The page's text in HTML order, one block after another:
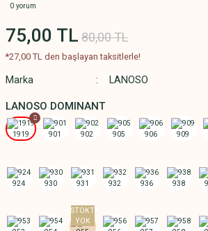
0 yorum
75,00 TL 80,00 TL
*27,00 TL den başlayan taksitlerle!
Marka LANOSO
LANOSO DOMINANT